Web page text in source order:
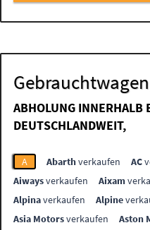
ABHOLUNG INNERHALB
DEUTSCHLANDWEIT,
A Abarthverkaufen AC
Aiwaysverkaufen Aixam
Alpinaverkaufen Alpine
Asia Motorsverkaufen Aston